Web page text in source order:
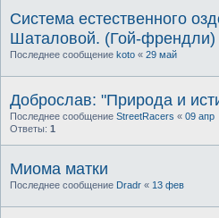
Система естественного
Шаталовой. (Гой-френдли)
Последнее сообщение koto « 29 май
Доброслав: "Природа и
Последнее сообщение StreetRacers « 09 апр
Ответы: 1
Миома матки
Последнее сообщение Dradr « 13 фев